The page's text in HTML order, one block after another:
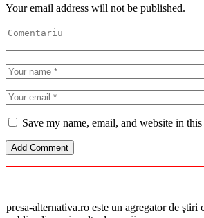
Your email address will not be published.
Save my name, email, and website in
presa-alternativa.ro este un agregator de